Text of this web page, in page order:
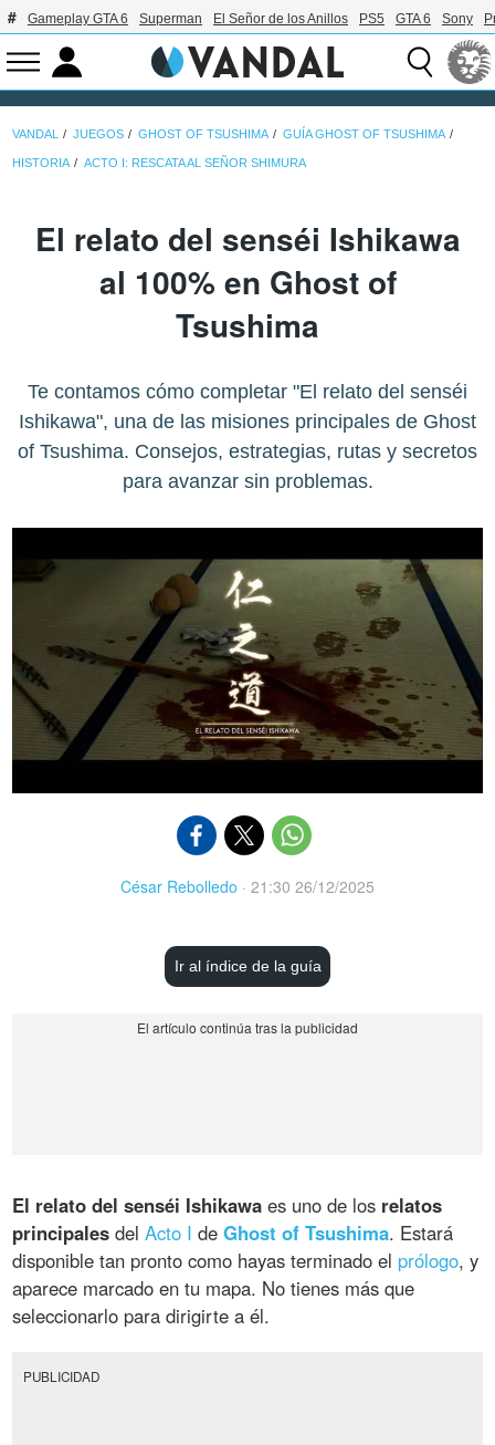
Gameplay GTA 6 Superman El Señor de los Anillos PS5 GTA 6 Sony
VANDAL JUEGOS GHOST OF TSUSHIMA GUÍA GHOST OF TSUSHIMA
HISTORIA ACTO I: RESCATA AL SEÑOR SHIMURA
El relato del senséi Ishikawa
al 100% en Ghost of
Tsushima
Te contamos cómo completar "El relato del senséi
Ishikawa", una de las misiones principales de Ghost
of Tsushima. Consejos, estrategias, rutas y secretos
para avanzar sin problemas.
César Rebolledo · 21:30 26/12/2025
Ir al índice de la guía
El relato del senséi Ishikawa es uno de los relatos
principales delActo I deGhost of Tsushima. Estará
disponible tan pronto como hayas terminado el prólogo, y
aparece marcado en tu mapa. No tienes más que
seleccionarlo para dirigirte a él.
PUBLICIDAD